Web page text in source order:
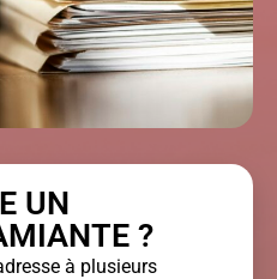
UN
?
à plusieurs